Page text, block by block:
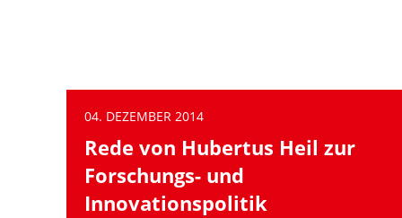
04. DEZEMBER 2014
Rede von Hubertus Heil zur
Forschungs- und
Innovationspolitik